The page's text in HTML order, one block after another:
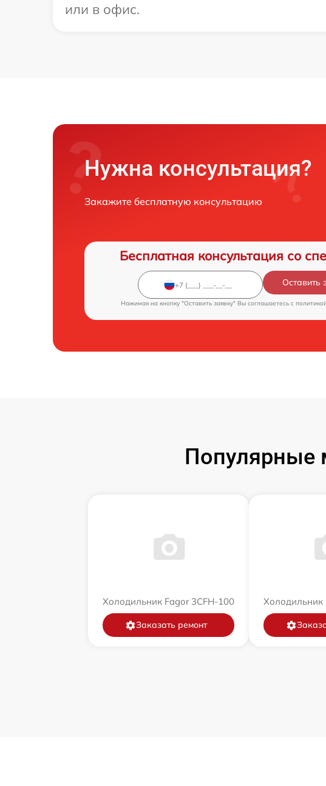
или в офис.
Нужна консультация?
Закажите бесплатную консультацию
Бесплатная консультация со
Оставить
Нажимая на кнопку "Оставить заявку" Вы соглашаетесь c
Популярные
Холодильник Fagor 3CFH-100
Заказать ремонт
Холодильник